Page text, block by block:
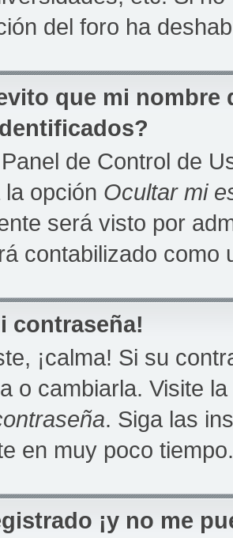
del foro ha
que mi nombre
de Control de
opción Ocultar mi
será visto por
contabilizado como
contraseña!
¡calma! Si su
o cambiarla. Visite
. Siga las
en muy poco tiempo.
¡y no me